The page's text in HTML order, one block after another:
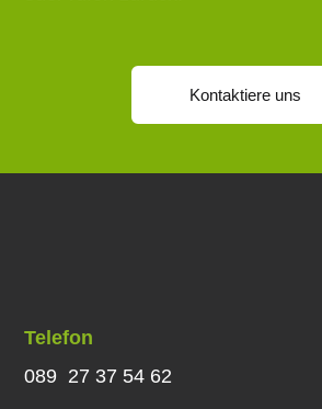
Kontaktiere uns
Telefon
089 27 37 54 62